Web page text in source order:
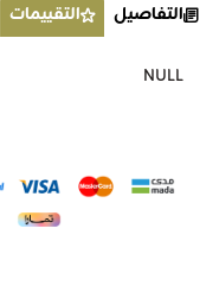
التفاصيل التقييمات
NULL